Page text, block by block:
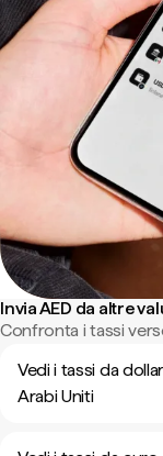
Invia AED da altre
Confronta i tassi
Vedi i tassi da
Arabi Uniti